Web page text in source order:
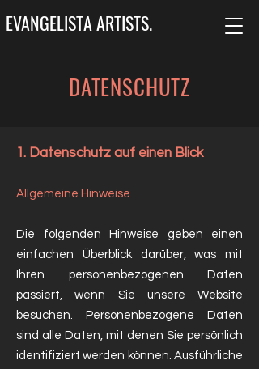
EVANGELISTA ARTISTS.
DATENSCHUTZ
1. Datenschutz auf einen Blick
Allgemeine Hinweise
Die folgenden Hinweise geben einen
einfachen Überblick darüber, was mit
Ihren personenbezogenen Daten
passiert, wenn Sie unsere Website
besuchen. Personenbezogene Daten
sind alle Daten, mit denen Sie persönlich
identifiziert werden können. Ausführliche